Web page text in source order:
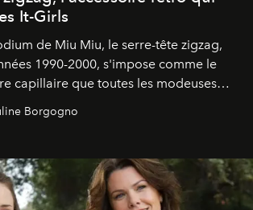
It-Girls
de Miu Miu, le serre-tête zigzag,
1990-2000, s'impose comme le
capillaire que toutes les modeuses
Borgogno